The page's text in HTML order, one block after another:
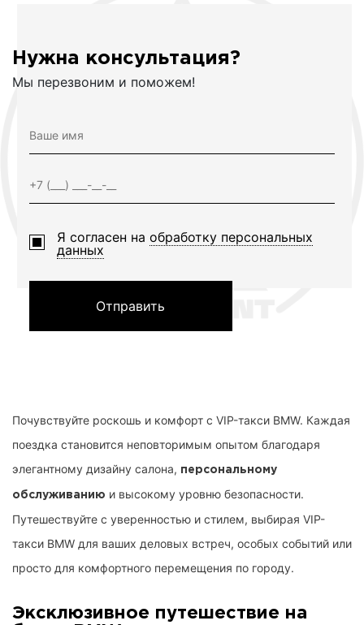
Нужна консультация?
Мы перезвоним и поможем!
Я согласен на обработку персональных
данных
Отправить
Почувствуйте роскошь и комфорт с VIP-такси BMW. Каждая
поездка становится неповторимым опытом благодаря
элегантному дизайну салона,
персональному
обслуживанию и высокому уровню безопасности.
Путешествуйте с уверенностью и стилем, выбирая VIP-
такси BMW для ваших деловых встреч, особых событий или
просто для комфортного перемещения по городу.
Эксклюзивное путешествие на